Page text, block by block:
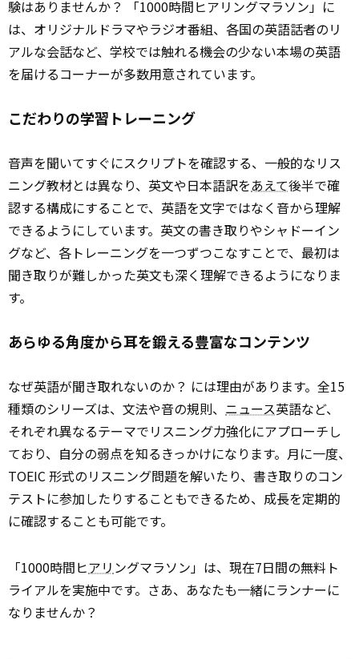
験はありませんか？ 「1000時間ヒアリングマラソン」に
は、オリジナルドラマやラジオ番組、各国の英語話者のリ
アルな会話など、学校では触れる機会の少ない本場の英語
を届けるコーナーが多数用意されています。
こだわりの学習トレーニング
音声を聞いてすぐにスクリプトを確認する、一般的なリス
ニング教材とは異なり、英文や日本語訳をあえて後半で確
認する構成にすることで、英語を文字ではなく音から理解
できるようにしています。英文の書き取りやシャドーイン
グなど、各トレーニングを一つずつこなすことで、最初は
聞き取りが難しかった英文も深く理解できるようになりま
す。
あらゆる角度から耳を鍛える豊富なコンテンツ
なぜ英語が聞き取れないのか？ には理由があります。全15
種類のシリーズは、文法や音の規則、 ニュース英語など、
それぞれ異なるテーマでリスニング力強化にアプローチし
ており、自分の弱点を知るきっかけになります。月に一度、
TOEIC 形式のリスニング問題を解いたり、書き取りのコン
テストに参加したりすることもできるため、成長を定期的
に確認することも可能です。
「1000時間ヒアリ ングマラソン」は、現在7日間の無料ト
ライアルを実施中です。さあ、あなたも一緒にランナーに
なりませんか？